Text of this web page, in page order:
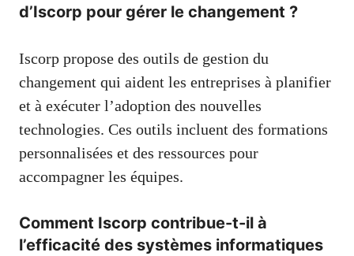
d’Iscorp pour gérer le changement ?
Iscorp propose des outils de gestion du
changement qui aident les entreprises à planifier
et à exécuter l’adoption des nouvelles
technologies. Ces outils incluent des formations
personnalisées et des ressources pour
accompagner les équipes.
Comment Iscorp contribue-t-il à
l’efficacité des systèmes informatiques